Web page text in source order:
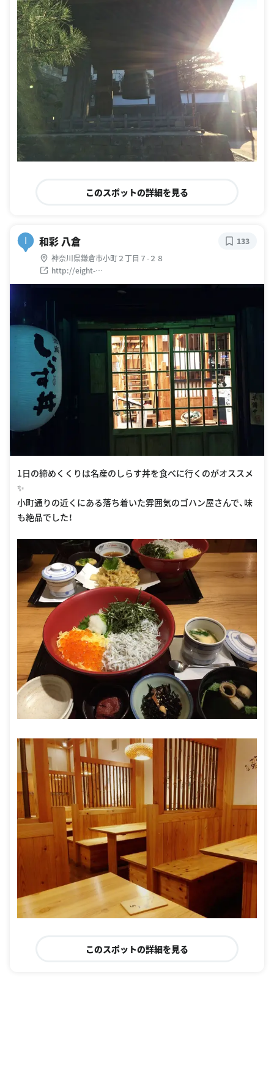
このスポットの詳細を見る
和彩 八倉
神奈川県鎌倉市小町２丁目７-２８
http://eight-
8.co.jp/cms/shops/kanagawa/kamakura/yakura.html
133
1日の締めくくりは名産のしらす丼を食べに行くのがオススメ
✨
小町通りの近くにある落ち着いた雰囲気のゴハン屋さんで、味
も絶品でした！
このスポットの詳細を見る